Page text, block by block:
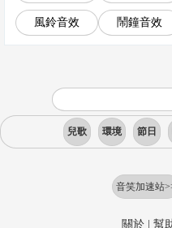
風鈴音效 鬧鐘音效
兒歌 環境 節日
音笑加速站
關於| 幫